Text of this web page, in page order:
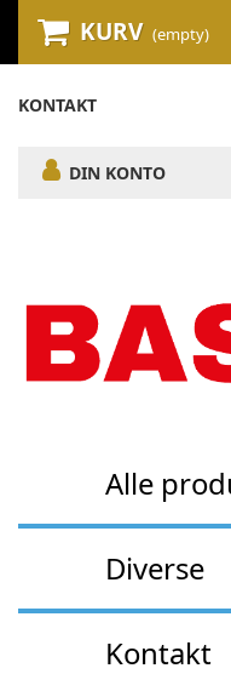
KURV (empty)
KONTAKT
DIN KONTO
Alle
Diverse
Kontakt